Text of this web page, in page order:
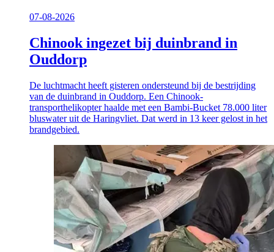
07-08-2026
Chinook ingezet bij duinbrand in
Ouddorp
De luchtmacht heeft gisteren ondersteund bij de bestrijding
van de duinbrand in Ouddorp. Een Chinook-
transporthelikopter haalde met een Bambi-Bucket 78.000 liter
bluswater uit de Haringvliet. Dat werd in 13 keer gelost in het
brandgebied.